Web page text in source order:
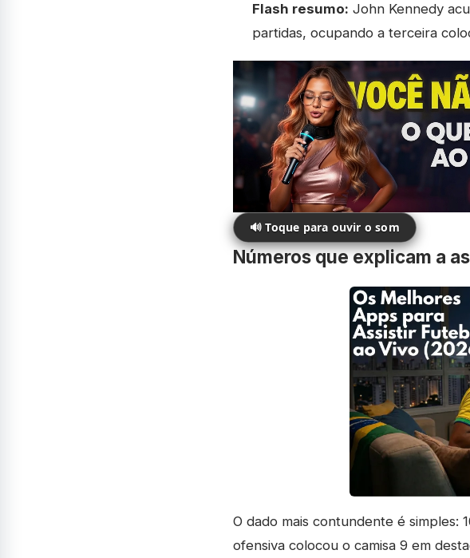
Flash resumo: John Kennedy
partidas, ocupando a terceira
🔊 Toque para ouvir o som
Números que explicam a
O dado mais contundente é simples:
ofensiva colocou o camisa 9 em